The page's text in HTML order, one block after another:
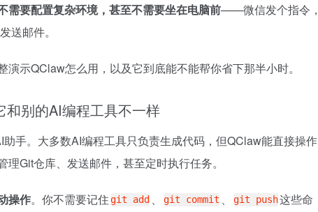
需要配置复杂环境，甚至不需要坐在电脑前——微信发个指令，
送邮件。
示QClaw怎么用，以及它到底能不能帮你省下那半小时。
和别的AI编程工具不一样
助手。大多数AI编程工具只负责生成代码，但QClaw能直接操作
Git仓库、发送邮件，甚至定时执行任务。
操作。你不需要记住git add 、 git commit 、 git push这些命